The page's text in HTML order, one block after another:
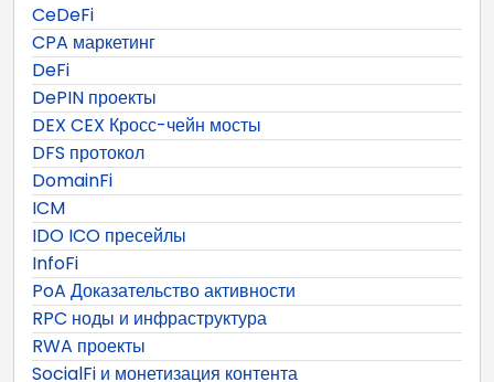
CeDeFi
CPA маркетинг
DeFi
DePIN проекты
DEX CEX Кросс-чейн мосты
DFS протокол
DomainFi
ICM
IDO ICO пресейлы
InfoFi
PoA Доказательство активности
RPC ноды и инфраструктура
RWA проекты
SocialFi и монетизация контента